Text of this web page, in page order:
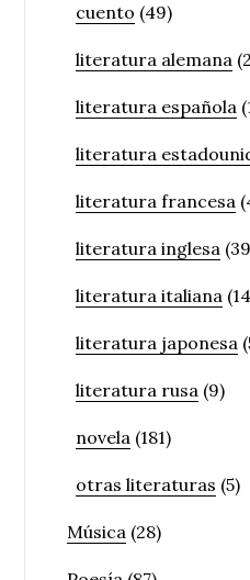
cuento (49)
literatura alemana
literatura española
literatura
literatura francesa
literatura inglesa
literatura italiana
literatura japonesa
literatura rusa (9)
novela (181)
otras literaturas (5)
Música (28)